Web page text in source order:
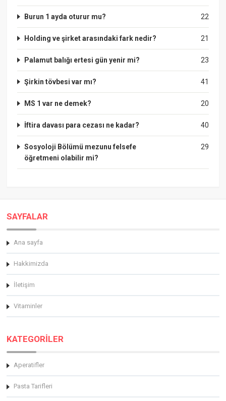
22
Burun 1 ayda oturur mu?
21
Holding ve şirket arasındaki fark nedir?
23
Palamut balığı ertesi gün yenir mi?
41
Şirkin tövbesi var mı?
20
MS 1 var ne demek?
40
İftira davası para cezası ne kadar?
29
Sosyoloji Bölümü mezunu felsefe
öğretmeni olabilir mi?
SAYFALAR
Ana sayfa
Hakkimizda
İletişim
Vitaminler
KATEGORİLER
Aperatifler
Pasta Tarifleri